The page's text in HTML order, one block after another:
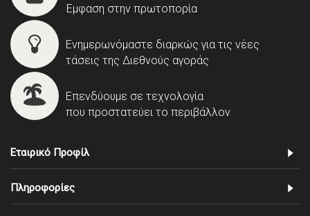
Έμφαση στην πρωτοπορία
Ενημερωνόμαστε διαρκώς για τις νέες
τάσεις της Διεθνούς αγοράς
Επενδύουμε σε τεχνολογία
που προστατεύει το περιβάλλον
Εταιρικό Προφίλ
Πληροφορίες